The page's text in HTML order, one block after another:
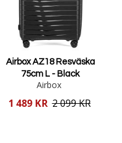
Airbox AZ18 Resväska
75cm L - Black
Airbox
Reducerat
1 489 KR 2 099 KR